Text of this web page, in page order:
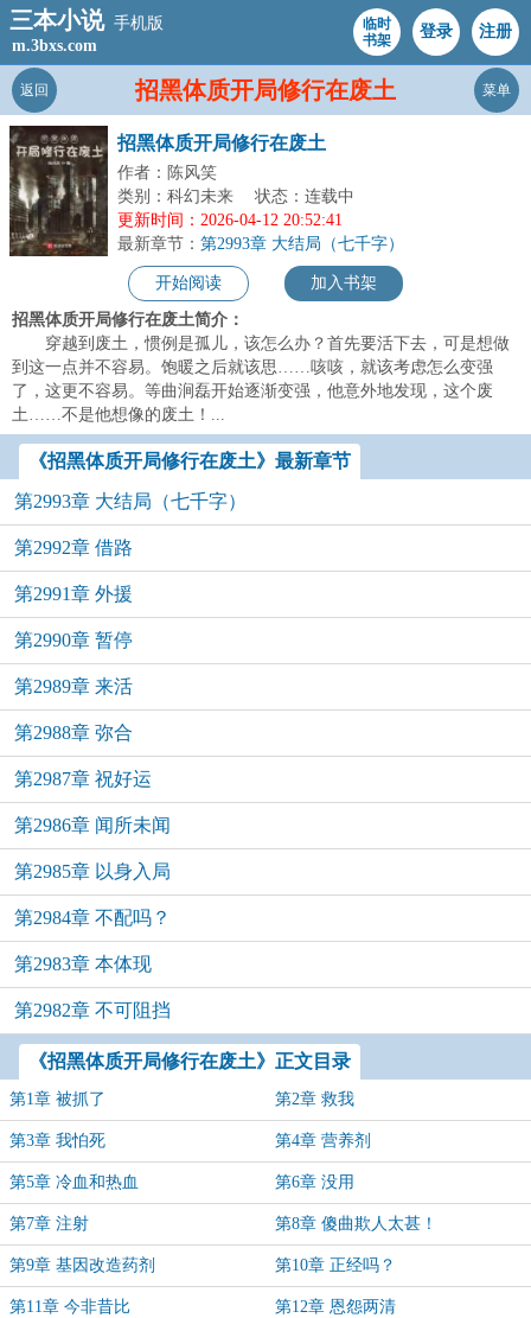
三本小说 手机版
m.3bxs.com
临时
书架
登录 注册
招黑体质开局修行在废土
返回 菜单
招黑体质开局修行在废土
作者：陈风笑
类别：科幻未来
状态：连载中
更新时间：2026-04-12 20:52:41
最新章节： 第2993章 大结局（七千字）
开始阅读 加入书架
招黑体质开局修行在废土简介：
穿越到废土，惯例是孤儿，该怎么办？首先要活下去，可是想做
到这一点并不容易。饱暖之后就该思……咳咳，就该考虑怎么变强
了，这更不容易。等曲涧磊开始逐渐变强，他意外地发现，这个废
土……不是他想像的废土！...
《招黑体质开局修行在废土》最新章节
第2993章 大结局（七千字）
第2992章 借路
第2991章 外援
第2990章 暂停
第2989章 来活
第2988章 弥合
第2987章 祝好运
第2986章 闻所未闻
第2985章 以身入局
第2984章 不配吗？
第2983章 本体现
第2982章 不可阻挡
《招黑体质开局修行在废土》正文目录
第1章 被抓了 第2章 救我
第3章 我怕死 第4章 营养剂
第5章 冷血和热血 第6章 没用
第7章 注射 第8章 傻曲欺人太甚！
第9章 基因改造药剂 第10章 正经吗？
第11章 今非昔比 第12章 恩怨两清